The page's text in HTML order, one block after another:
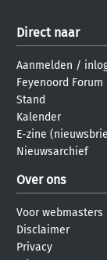
Direct naar
Aanmelden /
Feyenoord Forum
Stand
Kalender
E-zine
Nieuwsarchief
Over ons
Voor webmasters
Disclaimer
Privacy